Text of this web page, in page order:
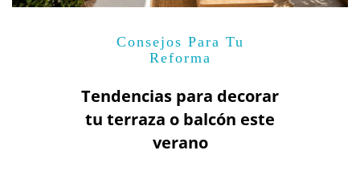
Consejos Para Tu
Reforma
Tendencias para decorar
tu terraza o balcón este
verano